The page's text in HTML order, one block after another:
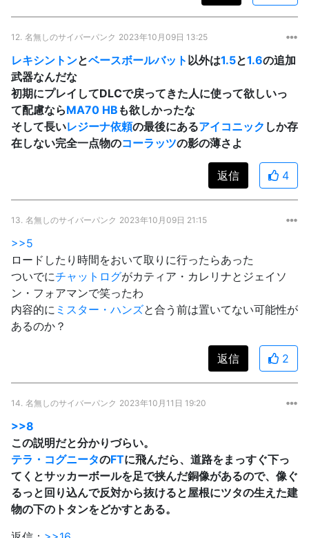
12. 名無しのサイバーパンク 2023年10月09日 13:25
レキシントンとベースボールバット 以外は1.5と1.6の追加
武器なんだな
初期にプレイしてDLCで戻ってきた人に使って欲しいっ
て配慮ならMA70 HB も欲しかったな
そして長いレジーナ依頼の最後にあるアイコニック しか存
在しない完全一点物のコーラッツの影の薄さよ
返信 4
13. 名無しのサイバーパンク 2023年10月09日 21:15
>>5
ロードしたり時間をおいて取りに行ったらあった
ついでにチャットログがカティア・カレリナとジェイソ
ン・フォアマンで笑ったわ
内容的に ミスター・ハンズと合う前は置いてない可能性が
あるのか？
返信 2
14. 名無しのサイバーパンク 2023年10月11日 19:20
>>8
この説明だと分かりづらい。
テラ・コグニータのFTに飛んだら、道路をまっすぐ下っ
てくとサッカーボールを足で挟んだ銅像があるので、像ぐ
るっと回り込んで反対から抜けると屋根にツタの生えた建
物の下のトタンをどかすとある。